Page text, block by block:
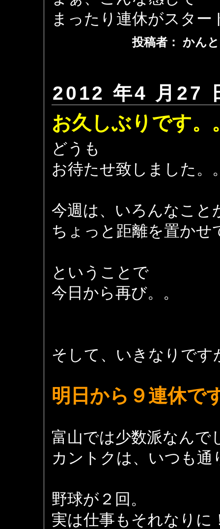
まったり連休がスター
投稿者： かん
2012 年4 月27
お久しぶりです。
どうも
お待たせ致しました。
今週は、いろんなこと
ちょっと距離を置かせ
ということで
今日から再び。。
そして、いきなりです
明日から９連休で
富山では少数派なんで
カントクは、いつも通
野球が２回。
実は仕事もそれなりに